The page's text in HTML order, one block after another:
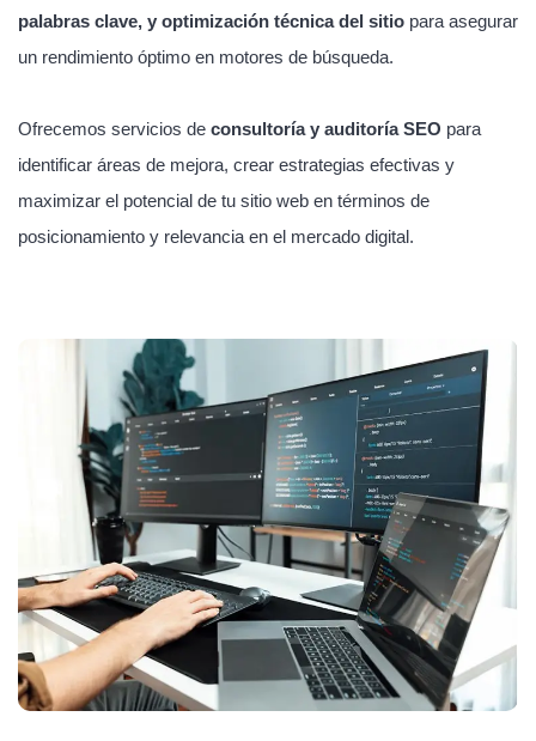
palabras clave, y optimización técnica del sitio para asegurar
un rendimiento óptimo en motores de búsqueda.
Ofrecemos servicios de consultoría y auditoría SEO para
identificar áreas de mejora, crear estrategias efectivas y
maximizar el potencial de tu sitio web en términos de
posicionamiento y relevancia en el mercado digital.